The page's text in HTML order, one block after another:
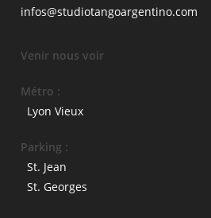
infos@studiotangoargentino.com
Venir nous voir
Métro :
Lyon Vieux
Parking :
St. Jean
St. Georges